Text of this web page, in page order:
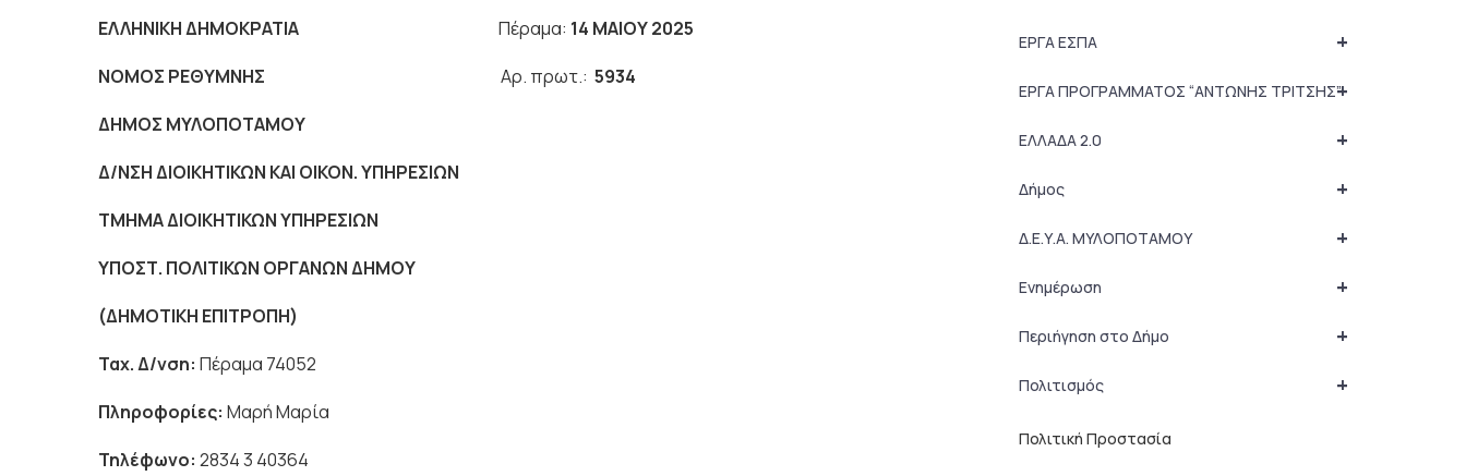
ΕΛΛΗΝΙΚΗ ΔΗΜΟΚΡΑΤΙΑ Πέραμα: 14 ΜΑΙΟΥ2025
ΝΟΜΟΣ ΡΕΘΥΜΝΗΣ Αρ. πρωτ.: 5934
ΔΗΜΟΣ ΜΥΛΟΠΟΤΑΜΟΥ
Δ/ΝΣΗ ΔΙΟΙΚΗΤΙΚΩΝ ΚΑΙ ΟΙΚΟΝ. ΥΠΗΡΕΣΙΩΝ
ΤΜΗΜΑ ΔΙΟΙΚΗΤΙΚΩΝ ΥΠΗΡΕΣΙΩΝ
ΥΠΟΣΤ. ΠΟΛΙΤΙΚΩΝ ΟΡΓΑΝΩΝ ΔΗΜΟΥ
(ΔΗΜΟΤΙΚΗ ΕΠΙΤΡΟΠΗ)
Ταχ. Δ/νση: Πέραμα 74052
Πληροφορίες: Μαρή Μαρία
Τηλέφωνο: 2834 3 40364
+
ΕΡΓΑ ΕΣΠΑ
+
ΕΡΓΑ ΠΡΟΓΡΑΜΜΑΤΟΣ “ΑΝΤΩΝΗΣ ΤΡΙΤΣΗΣ”
+
ΕΛΛΑΔΑ 2.0
+
Δήμος
+
Δ.Ε.Υ.Α. ΜΥΛΟΠΟΤΑΜΟΥ
+
Ενημέρωση
+
Περιήγηση στο Δήμο
+
Πολιτισμός
Πολιτική Προστασία